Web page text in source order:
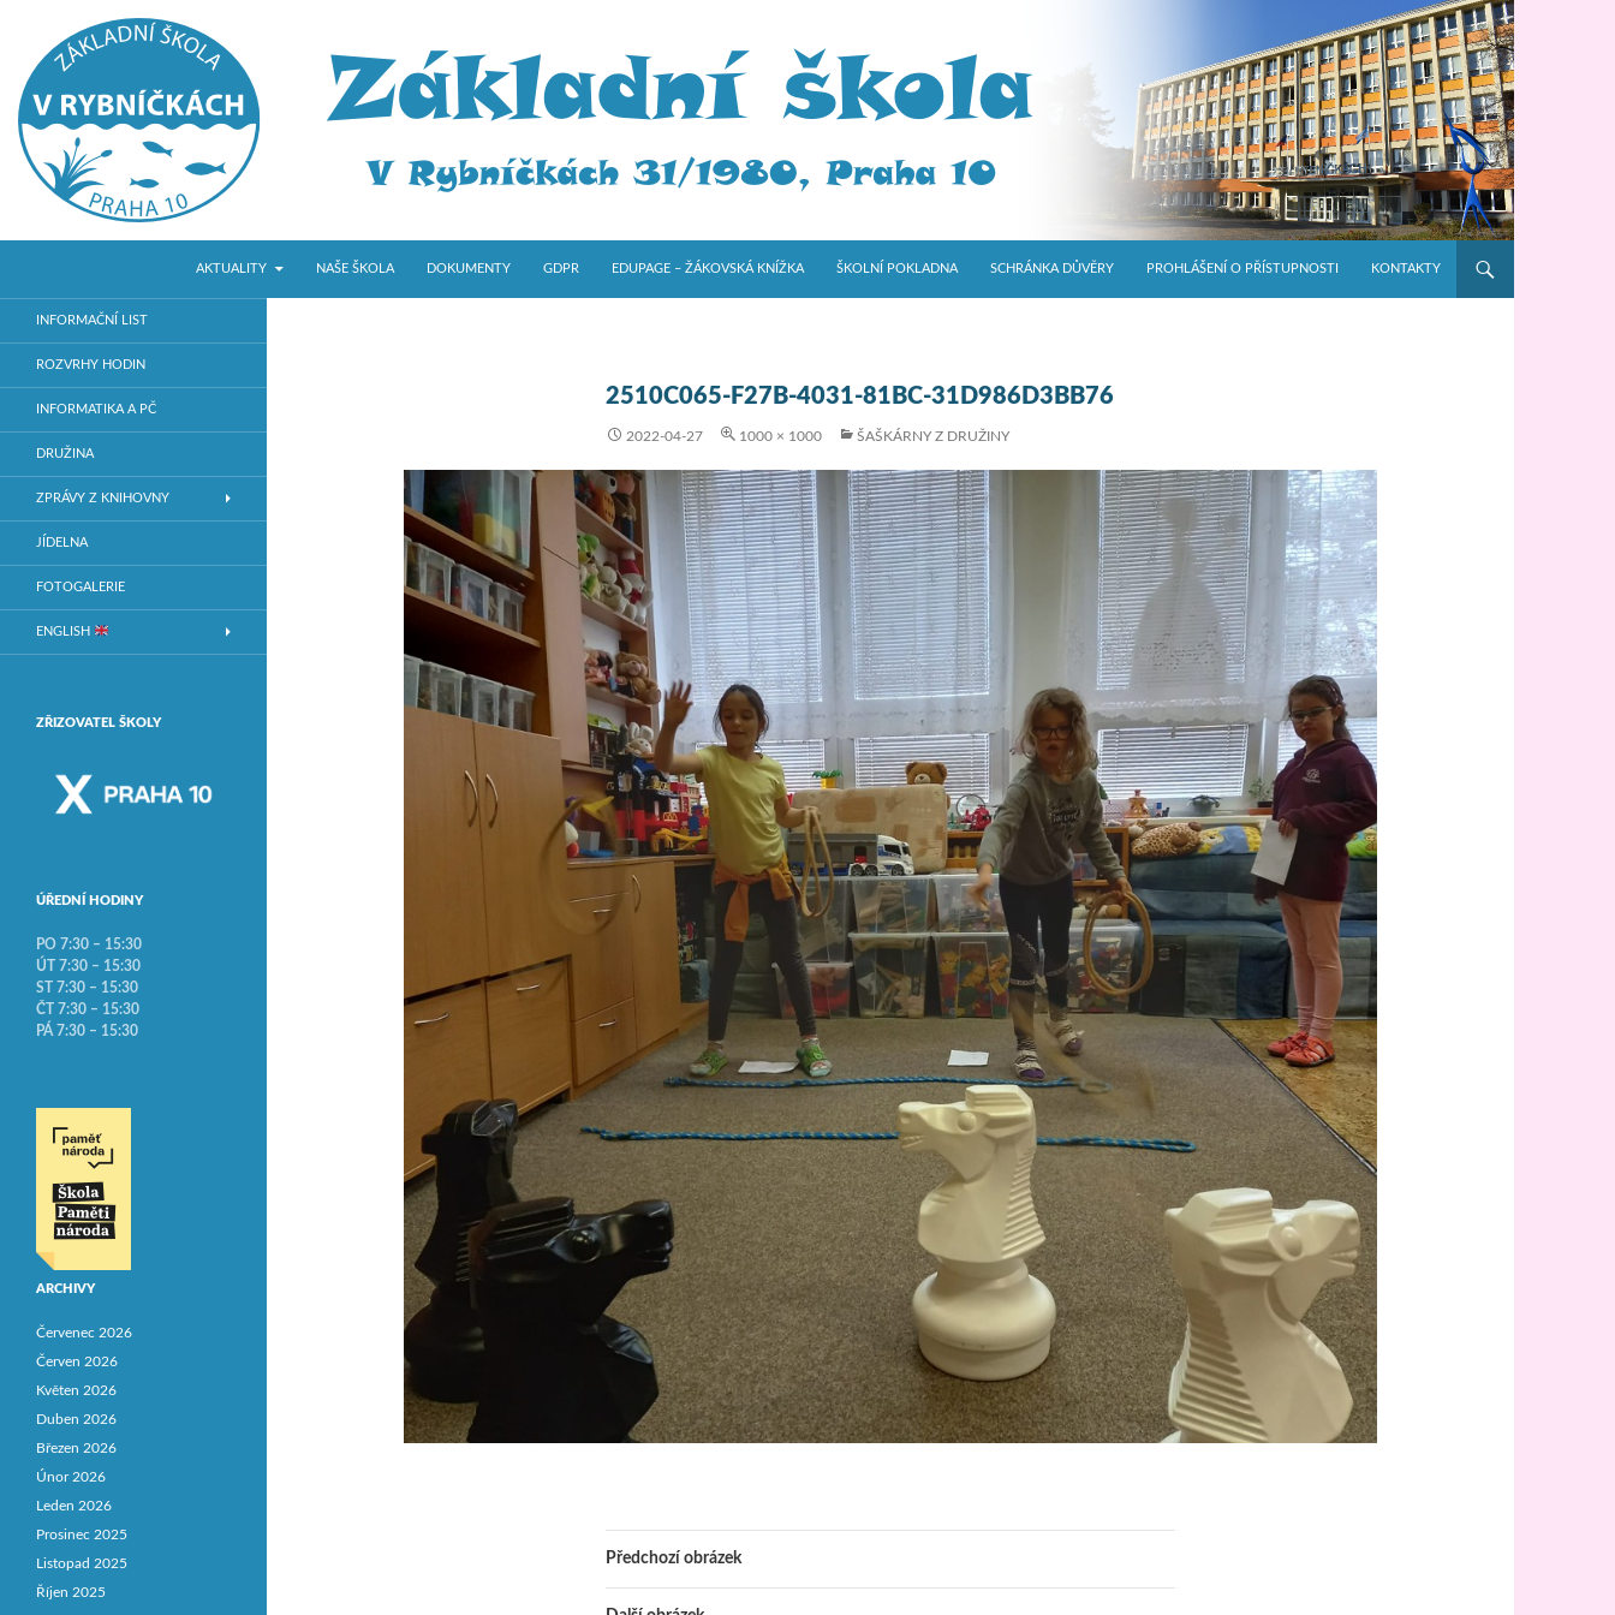
ZŠ V RybníčkáchAKTUALITY
NAŠE ŠKOLA DOKUMENTY GDPR EDUPAGE – ŽÁKOVSKÁ KNÍŽKA ŠKOLNÍ POKLADNA SCHRÁNKA DŮVĚRY PROHLÁŠENÍ O PŘÍSTUPNOSTI KONTAKTY
2510C065-F27B-4031-81BC-31D986D3BB76
2022-04-27 1000 × 1000 ŠAŠKÁRNY Z DRUŽINY
Předchozí obrázek
Základní škola v Praze 10
INFORMAČNÍ LIST
ROZVRHY HODIN
INFORMATIKA A PČ
DRUŽINA
ZPRÁVY Z KNIHOVNY
JÍDELNA
FOTOGALERIE
ENGLISH
ZŘIZOVATEL ŠKOLY
ÚŘEDNÍ HODINY
PO 7:30 – 15:30
ÚT 7:30 – 15:30
ST 7:30 – 15:30
ČT 7:30 – 15:30
PÁ 7:30 – 15:30
ARCHIVY
Červenec 2026
Červen 2026
Květen 2026
Duben 2026
Březen 2026
Únor 2026
Leden 2026
Prosinec 2025
Listopad 2025
Říjen 2025